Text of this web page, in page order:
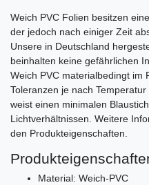
Weich PVC Folien besitzen
der jedoch nach einiger Zeit
Unsere in Deutschland
beinhalten keine gefährlichen
Weich PVC materialbedingt im
Toleranzen je nach
weist einen minimalen
Lichtverhältnissen. Weitere
den Produkteigenschaften.
Material: Weich-PVC